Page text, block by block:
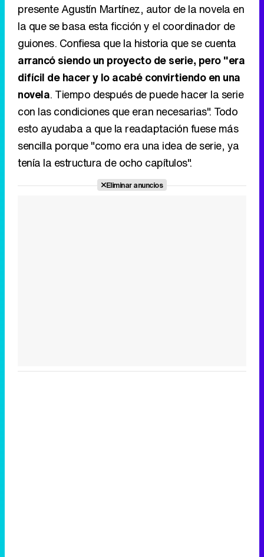
presente Agustín Martínez, autor de la novela en
la que se basa esta ficción y el coordinador de
guiones. Confiesa que la historia que se cuenta
arrancó siendo un proyecto de serie, pero "era
difícil de hacer y lo acabé convirtiendo en una
novela. Tiempo después de puede hacer la serie
con las condiciones que eran necesarias". Todo
esto ayudaba a que la readaptación fuese más
sencilla porque "como era una idea de serie, ya
tenía la estructura de ocho capítulos".
Eliminar anuncios